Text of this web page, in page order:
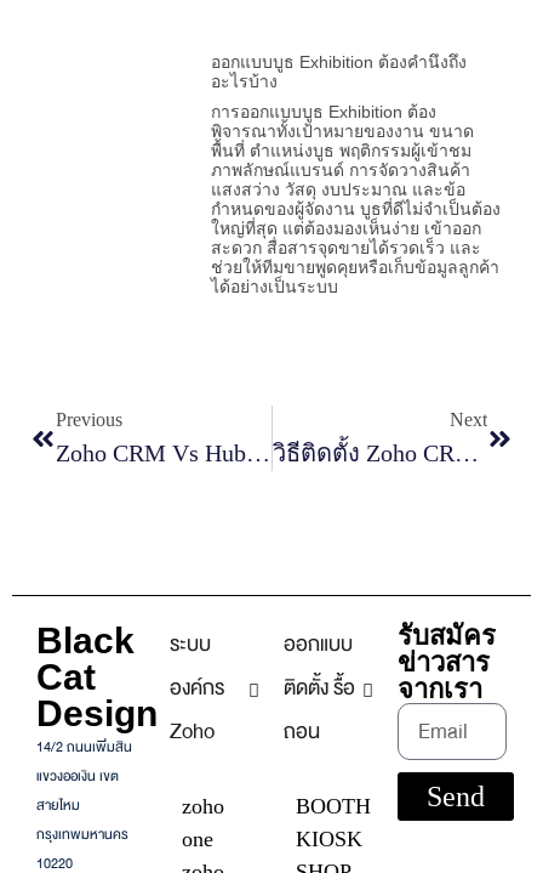
ออกแบบบูธ Exhibition ต้องคำนึงถึง
อะไรบ้าง
การออกแบบบูธ Exhibition ต้อง
พิจารณาทั้งเป้าหมายของงาน ขนาด
พื้นที่ ตำแหน่งบูธ พฤติกรรมผู้เข้าชม
ภาพลักษณ์แบรนด์ การจัดวางสินค้า
แสงสว่าง วัสดุ งบประมาณ และข้อ
กำหนดของผู้จัดงาน บูธที่ดีไม่จำเป็นต้อง
ใหญ่ที่สุด แต่ต้องมองเห็นง่าย เข้าออก
สะดวก สื่อสารจุดขายได้รวดเร็ว และ
ช่วยให้ทีมขายพูดคุยหรือเก็บข้อมูลลูกค้า
ได้อย่างเป็นระบบ
Previous
Zoho CRM Vs HubSpot CRM เลือกตัวไหนดี
Next
วิธีติดตั้ง Zoho CRM สำหรับธุรกิจไทย
Black
Cat
Design
14/2 ถนนเพิ่มสิน
แขวงออเงิน เขต
สายไหม
กรุงเทพมหานคร
10220
ระบบ
องค์กร
Zoho
zoho
one
ออกแบบ
ติดตั้ง รื้อ
ถอน
BOOTH
KIOSK
รับสมัคร
ข่าวสาร
จากเรา
Send